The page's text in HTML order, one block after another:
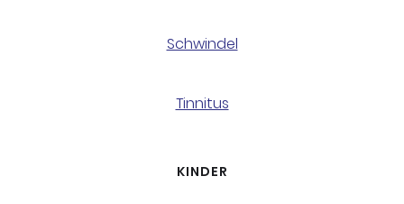
Schwindel
Tinnitus
KINDER